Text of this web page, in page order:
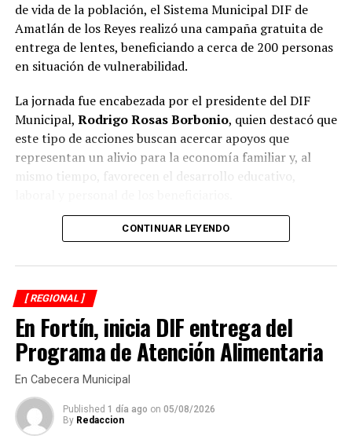
RELATED TOPICS:
DESPUÉS
Gobierno de Guillermina Méndez atiende rezago en
servicios básicos
ANTES
Yanga inicia reorganización de su Policía Municipal
de vida de la población, el Sistema Municipal DIF de
Amatlán de los Reyes realizó una campaña gratuita de
entrega de lentes, beneficiando a cerca de 200 personas
en situación de vulnerabilidad.
La jornada fue encabezada por el presidente del DIF
Municipal, Rodrigo Rosas Borbonio, quien destacó que
este tipo de acciones buscan acercar apoyos que
representan un alivio para la economía familiar y, al
mismo tiempo, favorecen el desarrollo educativo,
Durante la campaña fueron atendidas niñas, niños,
mayores, quienes previamente se sometieron a
valoraciones visuales para determinar la graduación
adecuada y recibir lentes acordes a sus necesidades.
El presidente del organismo asistencial señaló que una
buena salud visual es fundamental para el aprendizaje
de los estudiantes, el desempeño de quienes trabajan y
la autonomía de las personas adultas mayores, por lo
que refrendó el compromiso de continuar impulsando
programas que mejoren el bienestar de las familias
CONTINUAR LEYENDO
[ REGIONAL ]
En Fortín, inicia DIF entrega del
Programa de Atención Alimentaria
En Cabecera Municipal
Published 1 día ago on 05/08/2026
By Redaccion